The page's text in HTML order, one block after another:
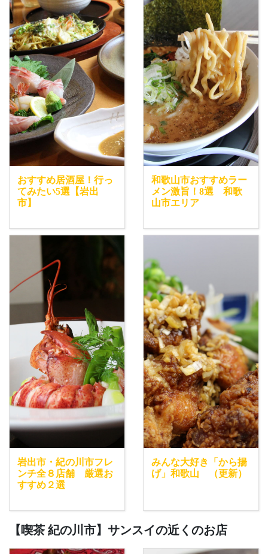
おすすめ居酒屋！行っ
てみたい5選【岩出
市】
和歌山市おすすめラー
メン激旨！8選 和歌
山市エリア
岩出市・紀の川市フレ
ンチ全８店舗 厳選お
すすめ２選
みんな大好き「から揚
げ」和歌山 （更新）
【喫茶 紀の川市】サンスイの近くのお店